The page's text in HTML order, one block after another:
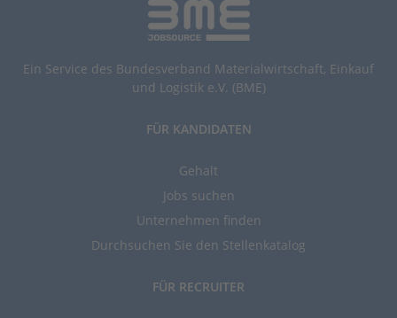
Ein Service des Bundesverband Materialwirtschaft, Einkauf
und Logistik e.V. (BME)
FÜR KANDIDATEN
Gehalt
Jobs suchen
Unternehmen finden
Durchsuchen Sie den Stellenkatalog
FÜR RECRUITER